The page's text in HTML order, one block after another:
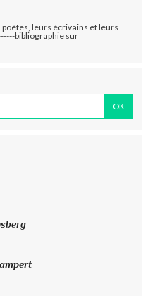
leurs écrivains et leurs
bibliographie sur